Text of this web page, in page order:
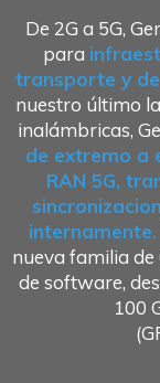
De 2G a 5G,
para
transporte y
nuestro último
inalámbricas,
de extremo a
RAN 5G,
internamente.
nueva familia de
de software,
100